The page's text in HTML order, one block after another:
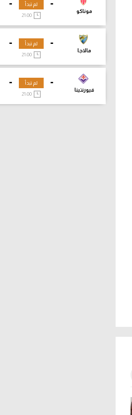
-
موناكو
-
لم تبدأ
-
مالاجا
-
لم تبدأ
-
فيورنتينا
-
لم تبدأ